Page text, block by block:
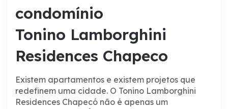
condomínio
Tonino Lamborghini
Residences Chapeco
Existem apartamentos e existem projetos que
redefinem uma cidade. O Tonino Lamborghini
Residences Chapecó não é apenas um